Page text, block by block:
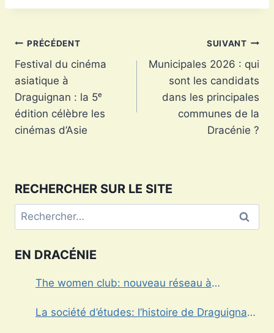
la
Navigation
de
l’article
PRÉCÉDENT
Festival du cinéma
asiatique à
Draguignan : la 5ᵉ
édition célèbre les
cinémas d’Asie
SUIVANT
Municipales 2026 : qui
sont les candidats
dans les principales
communes de la
Dracénie ?
RECHERCHER SUR LE SITE
Rechercher :
EN DRACÉNIE
The women club: nouveau réseau à
La société d’études: l’histoire de Draguignan